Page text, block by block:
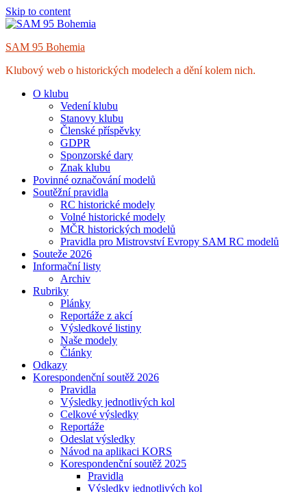
Skip to content
SAM 95 Bohemia
Klubový web o historických modelech a dění kolem nich.
O klubu
Vedení klubu
Stanovy klubu
Členské příspěvky
GDPR
Sponzorské dary
Znak klubu
Povinné označování modelů
Soutěžní pravidla
RC historické modely
Volné historické modely
MČR historických modelů
Pravidla pro Mistrovství Evropy SAM RC modelů
Souteže 2026
Informační listy
Archiv
Rubriky
Plánky
Reportáže z akcí
Výsledkové listiny
Naše modely
Články
Odkazy
Korespondenční soutěž 2026
Pravidla
Výsledky jednotlivých kol
Celkové výsledky
Reportáže
Odeslat výsledky
Návod na aplikaci KORS
Korespondenční soutěž 2025
Pravidla
Výsledky jednotlivých kol